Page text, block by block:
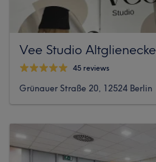
Vee Studio Altglienecke
45 reviews
Grünauer Straße 20, 12524 Berlin